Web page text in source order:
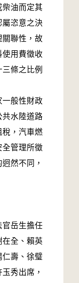
油而定其
屬恣意之決
關聯性，故
使用費徵收
條之比例
般性財政
共水陸道路
稅，汽車燃
管理所徵
然不同，
岳生擔任
在全、賴英
仁壽、徐璧
秀出席，